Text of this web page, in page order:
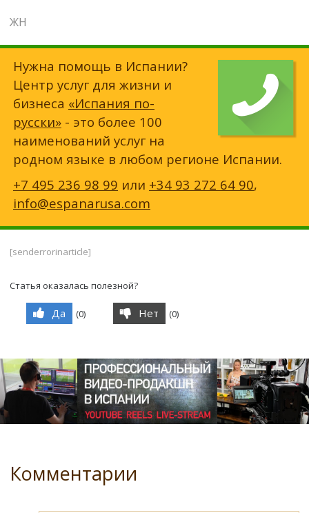
ЖН
Нужна помощь в Испании?
Центр услуг для жизни и
бизнеса «Испания по-
русски» - это более 100
наименований услуг на
родном языке в любом регионе Испании.
+7 495 236 98 99 или +34 93 272 64 90,
info@espanarusa.com
[senderrorinarticle]
Статья оказалась полезной?
Да (0) Нет (0)
Комментарии